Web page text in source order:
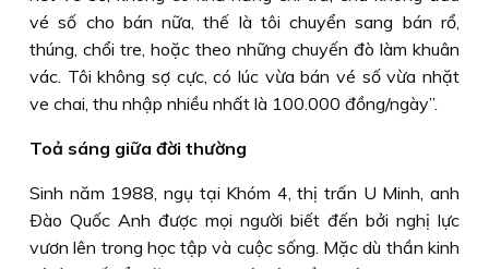
vé số cho bán nữa, thế là tôi chuyển sang bán rổ,
thúng, chổi tre, hoặc theo những chuyến đò làm khuân
vác. Tôi không sợ cực, có lúc vừa bán vé số vừa nhặt
ve chai, thu nhập nhiều nhất là 100.000 đồng/ngày”.
Toả sáng giữa đời thường
Sinh năm 1988, ngụ tại Khóm 4, thị trấn U Minh, anh
Ðào Quốc Anh được mọi người biết đến bởi nghị lực
vươn lên trong học tập và cuộc sống. Mặc dù thần kinh